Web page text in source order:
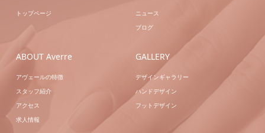
トップページ
ニュース
ブログ
ABOUT Averre
アヴェールの特徴
スタッフ紹介
アクセス
求人情報
GALLERY
デザインギャラリー
ハンドデザイン
フットデザイン